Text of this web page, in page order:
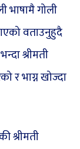
भाषामै गोली
वताउनुहुदै
श्रीमती
र भाग्न खोज्दा
श्रीमती